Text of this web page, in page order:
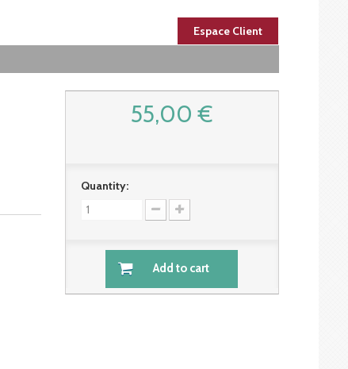
Espace Client
55,00 €
Quantity:
Add to cart